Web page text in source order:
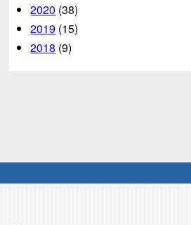
2020 (38)
2019 (15)
2018 (9)